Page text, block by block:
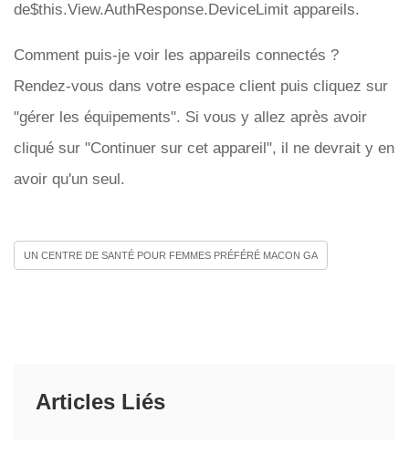
de$this.View.AuthResponse.DeviceLimit appareils.
Comment puis-je voir les appareils connectés ?
Rendez-vous dans votre espace client puis cliquez sur
"gérer les équipements". Si vous y allez après avoir
cliqué sur "Continuer sur cet appareil", il ne devrait y en
avoir qu'un seul.
UN CENTRE DE SANTÉ POUR FEMMES PRÉFÉRÉ MACON GA
Articles Liés